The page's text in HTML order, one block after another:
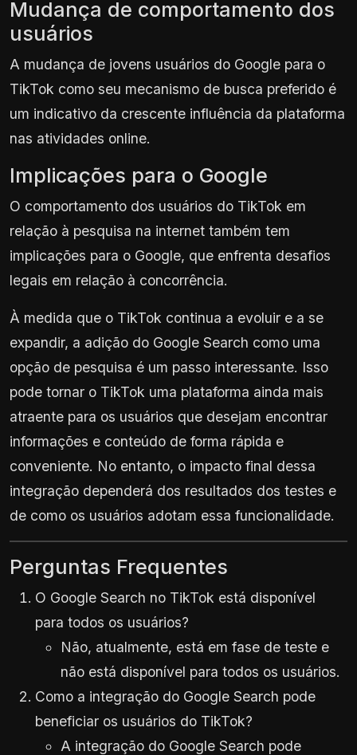
Mudança de comportamento dos
usuários
A mudança de jovens usuários do Google para o
TikTok como seu mecanismo de busca preferido é
um indicativo da crescente influência da plataforma
nas atividades online.
Implicações para o Google
O comportamento dos usuários do TikTok em
relação à pesquisa na internet também tem
implicações para o Google, que enfrenta desafios
legais em relação à concorrência.
À medida que o TikTok continua a evoluir e a se
expandir, a adição do Google Search como uma
opção de pesquisa é um passo interessante. Isso
pode tornar o TikTok uma plataforma ainda mais
atraente para os usuários que desejam encontrar
informações e conteúdo de forma rápida e
conveniente. No entanto, o impacto final dessa
integração dependerá dos resultados dos testes e
de como os usuários adotam essa funcionalidade.
Perguntas Frequentes
O Google Search no TikTok está disponível
para todos os usuários?
Não, atualmente, está em fase de teste e
não está disponível para todos os usuários.
Como a integração do Google Search pode
beneficiar os usuários do TikTok?
A integração do Google Search pode